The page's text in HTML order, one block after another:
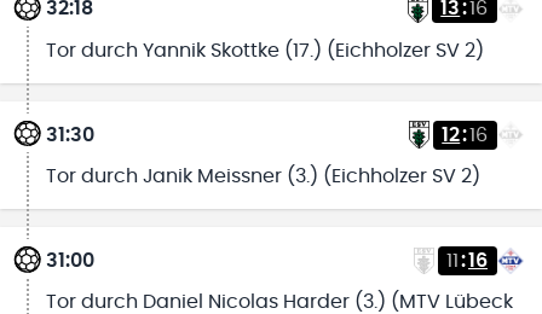
32:18 13:16
Tor durch Yannik Skottke (17.) (Eichholzer SV 2)
31:30 12:16
Tor durch Janik Meissner (3.) (Eichholzer SV 2)
31:00 11 :16
Tor durch Daniel Nicolas Harder (3.) (MTV Lübeck